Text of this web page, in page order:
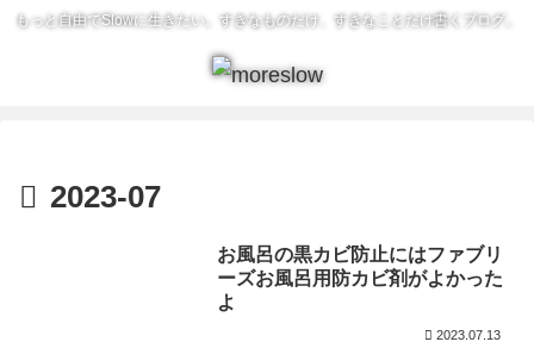
もっと自由でSlowに生きたい。すきなものだけ、すきなことだけ書くブログ。
2023-07
お風呂の黒カビ防止にはファブリ
ーズお風呂用防カビ剤がよかった
よ
2023.07.13